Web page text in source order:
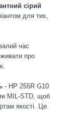
сірий
для тих,
час
про
- HP 255R G10
MIL-STD, щоб
якості. Це